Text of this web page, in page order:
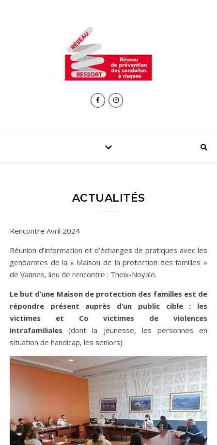
ACTUALITÉS
Rencontre Avril 2024
Réunion d’information et d’échanges de pratiques avec les
gendarmes de la « Maison de la protection des familles »
de Vannes, lieu de rencontre : Theix-Noyalo.
Le but d’une Maison de protection des familles est de
répondre présent auprès d’un public cible : les
victimes et Co victimes de violences
intrafamiliales (dont la jeunesse, les personnes en
situation de handicap, les seniors)